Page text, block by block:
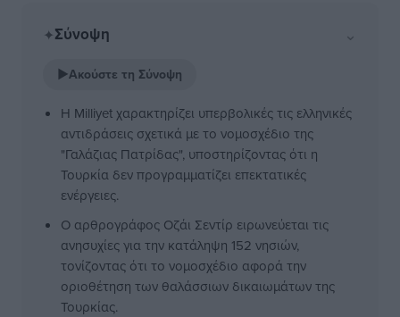
✦Σύνοψη ⌄
▶Ακούστε τη Σύνοψη
Η Milliyet χαρακτηρίζει υπερβολικές τις ελληνικές
αντιδράσεις σχετικά με το νομοσχέδιο της
"Γαλάζιας Πατρίδας", υποστηρίζοντας ότι η
Τουρκία δεν προγραμματίζει επεκτατικές
ενέργειες.
Ο αρθρογράφος Οζάι Σεντίρ ειρωνεύεται τις
ανησυχίες για την κατάληψη 152 νησιών,
τονίζοντας ότι το νομοσχέδιο αφορά την
οριοθέτηση των θαλάσσιων δικαιωμάτων της
Τουρκίας.